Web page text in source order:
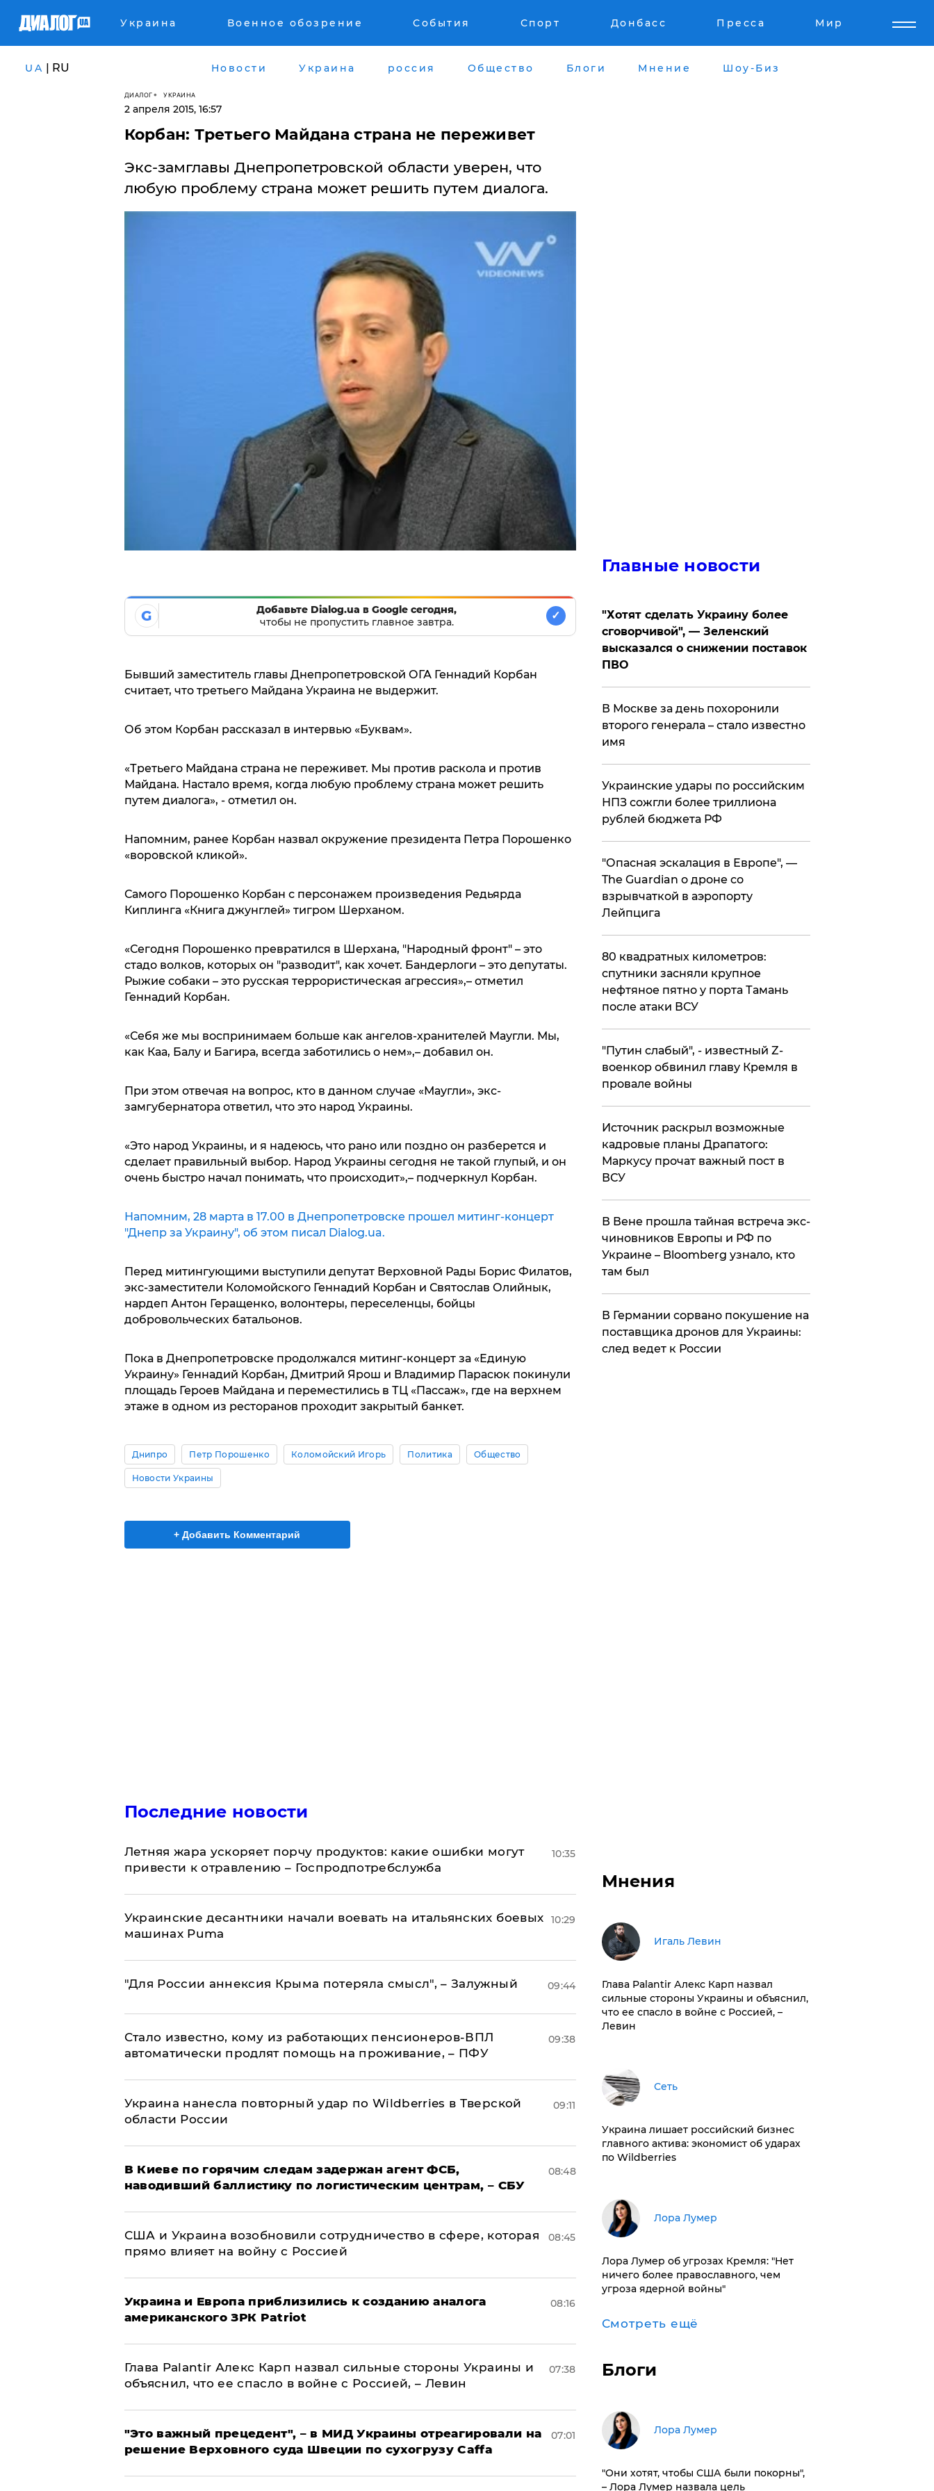
Украина Военное обозрение События Спорт Донбасс Пресса Мир
UA | RU Новости Украина россия Общество Блоги Мнение Шоу-Биз
ДИАЛОГ УКРАИНА
2 апреля 2015, 16:57
Корбан: Третьего Майдана страна не переживет
Экс-замглавы Днепропетровской области уверен, что
любую проблему страна может решить путем диалога.
G
Добавьте Dialog.ua в Google сегодня,
чтобы не пропустить главное завтра.
✓
Бывший заместитель главы Днепропетровской ОГА Геннадий Корбан
считает, что третьего Майдана Украина не выдержит.
Об этом Корбан рассказал в интервью «Буквам».
«Третьего Майдана страна не переживет. Мы против раскола и против
Майдана. Настало время, когда любую проблему страна может решить
путем диалога», - отметил он.
Напомним, ранее Корбан назвал окружение президента Петра Порошенко
«воровской кликой».
Самого Порошенко Корбан с персонажем произведения Редьярда
Киплинга «Книга джунглей» тигром Шерханом.
«Сегодня Порошенко превратился в Шерхана, "Народный фронт" – это
стадо волков, которых он "разводит", как хочет. Бандерлоги – это депутаты.
Рыжие собаки – это русская террористическая агрессия»,– отметил
Геннадий Корбан.
«Себя же мы воспринимаем больше как ангелов-хранителей Маугли. Мы,
как Каа, Балу и Багира, всегда заботились о нем»,– добавил он.
При этом отвечая на вопрос, кто в данном случае «Маугли», экс-
замгубернатора ответил, что это народ Украины.
«Это народ Украины, и я надеюсь, что рано или поздно он разберется и
сделает правильный выбор. Народ Украины сегодня не такой глупый, и он
очень быстро начал понимать, что происходит»,– подчеркнул Корбан.
Напомним, 28 марта в 17.00 в Днепропетровске прошел митинг-концерт
"Днепр за Украину", об этом писал Dialog.ua.
Перед митингующими выступили депутат Верховной Рады Борис Филатов,
экс-заместители Коломойского Геннадий Корбан и Святослав Олийнык,
нардеп Антон Геращенко, волонтеры, переселенцы, бойцы
добровольческих батальонов.
Пока в Днепропетровске продолжался митинг-концерт за «Единую
Украину» Геннадий Корбан, Дмитрий Ярош и Владимир Парасюк покинули
площадь Героев Майдана и переместились в ТЦ «Пассаж», где на верхнем
этаже в одном из ресторанов проходит закрытый банкет.
Днипро Петр Порошенко Коломойский Игорь Политика Общество
Новости Украины
+ Добавить Комментарий
Последние новости
Летняя жара ускоряет порчу продуктов: какие ошибки могут
привести к отравлению – Госпродпотребслужба
10:35
Украинские десантники начали воевать на итальянских боевых
машинах Puma
10:29
"Для России аннексия Крыма потеряла смысл", – Залужный 09:44
Стало известно, кому из работающих пенсионеров-ВПЛ
автоматически продлят помощь на проживание, – ПФУ
09:38
Украина нанесла повторный удар по Wildberries в Тверской
области России
09:11
В Киеве по горячим следам задержан агент ФСБ,
наводивший баллистику по логистическим центрам, – СБУ
08:48
США и Украина возобновили сотрудничество в сфере, которая
прямо влияет на войну с Россией
08:45
Украина и Европа приблизились к созданию аналога
американского ЗРК Patriot
08:16
Глава Palantir Алекс Карп назвал сильные стороны Украины и
объяснил, что ее спасло в войне с Россией, – Левин
07:38
"Это важный прецедент", – в МИД Украины отреагировали на
решение Верховного суда Швеции по сухогрузу Caffa
07:01
Главные новости
​"Хотят сделать Украину более
сговорчивой", — Зеленский
высказался о снижении поставок
ПВО
В Москве за день похоронили
второго генерала – стало известно
имя
Украинские удары по российским
НПЗ сожгли более триллиона
рублей бюджета РФ
"Опасная эскалация в Европе", —
The Guardian о дроне со
взрывчаткой в аэропорту
Лейпцига
80 квадратных километров:
спутники засняли крупное
нефтяное пятно у порта Тамань
после атаки ВСУ
​"Путин слабый", - известный Z-
военкор обвинил главу Кремля в
провале войны
​Источник раскрыл возможные
кадровые планы Драпатого:
Маркусу прочат важный пост в
ВСУ
В Вене прошла тайная встреча экс-
чиновников Европы и РФ по
Украине – Bloomberg узнало, кто
там был
​В Германии сорвано покушение на
поставщика дронов для Украины:
след ведет к России
Мнения
Игаль Левин
Глава Palantir Алекс Карп назвал
сильные стороны Украины и объяснил,
что ее спасло в войне с Россией, –
Левин
Сеть
​Украина лишает российский бизнес
главного актива: экономист об ударах
по Wildberries
​Лора Лумер
Лора Лумер об угрозах Кремля: "Нет
ничего более православного, чем
угроза ядерной войны"
Смотреть ещё
Блоги
​Лора Лумер
"Они хотят, чтобы США были покорны",
– Лора Лумер назвала цель